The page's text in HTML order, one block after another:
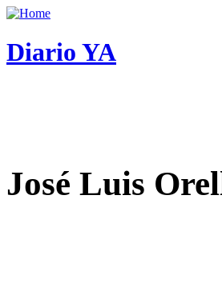
Diario YA
José Luis